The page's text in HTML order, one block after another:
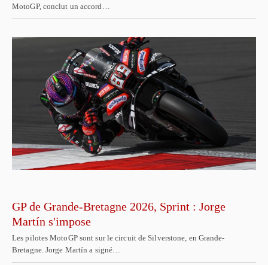
MotoGP, conclut un accord…
GP de Grande-Bretagne 2026, Sprint : Jorge
Martín s'impose
Les pilotes MotoGP sont sur le circuit de Silverstone, en Grande-
Bretagne. Jorge Martín a signé…